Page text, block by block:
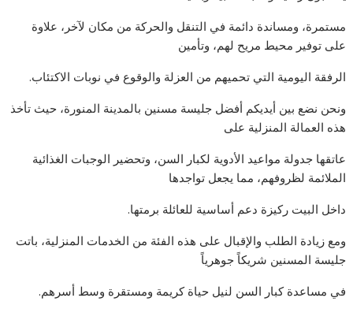
مستمرة، ومساندة دائمة في التنقل والحركة من مكان لآخر، علاوة
على توفير محيط مريح لهم، وتأمين
الرفقة اليومية التي تحميهم من العزلة والوقوع في نوبات الاكتئاب.
ونحن نضع بين أيديكم أفضل جليسة مسنين بالمدينة المنورة، حيث تأخذ
هذه العمالة المنزلية على
عاتقها جدولة مواعيد الأدوية لكبار السن، وتحضير الوجبات الغذائية
الملائمة لظروفهم، مما يجعل تواجدها
داخل البيت ركيزة دعم أساسية للعائلة برمتها.
ومع زيادة الطلب والإقبال على هذه الفئة من الخدمات المنزلية، باتت
جليسة المسنين شريكاً جوهرياً
في مساعدة كبار السن لنيل حياة كريمة ومستقرة وسط أسرهم.